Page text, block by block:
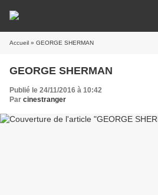
Accueil » GEORGE SHERMAN
GEORGE SHERMAN
Publié le 24/11/2016 à 10:42
Par cinestranger